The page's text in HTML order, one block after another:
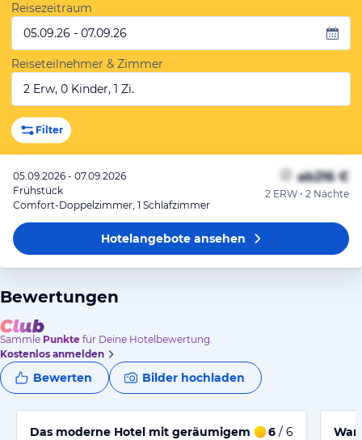
Reisezeitraum
05.09.26 - 07.09.26
Reiseteilnehmer & Zimmer
2 Erw, 0 Kinder, 1 Zi.
Filter
05.09.2026 - 07.09.2026
Frühstück
Comfort-Doppelzimmer, 1 Schlafzimmer
ab216 €
2 ERW • 2 Nächte
Hotelangeboteansehen
Bewertungen
Sammle Punkte für Deine Hotelbewertung.
Kostenlos anmelden
Bewerten Bilder hochladen
Das moderne Hotel mit geräumigem Zimmer und
6 / 6 War